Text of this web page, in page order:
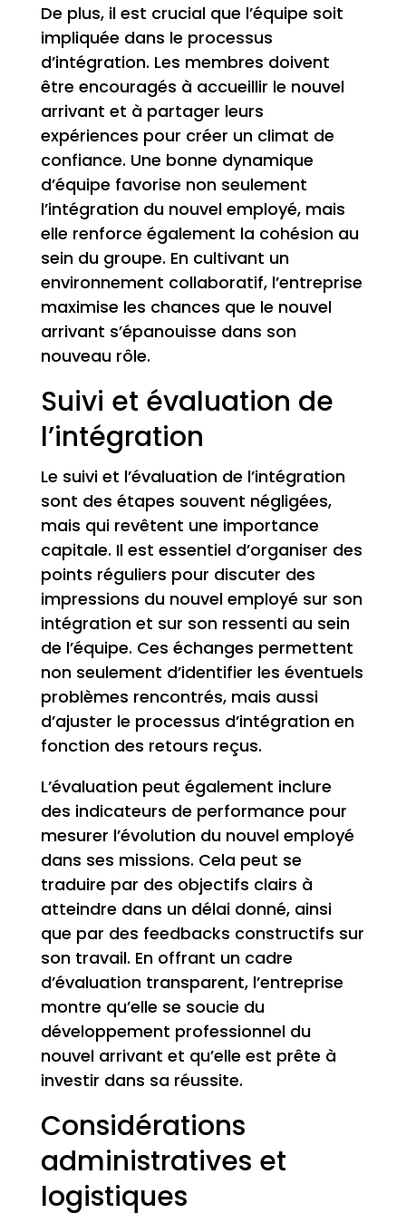
De plus, il est crucial que l’équipe soit
impliquée dans le processus
d’intégration. Les membres doivent
être encouragés à accueillir le nouvel
arrivant et à partager leurs
expériences pour créer un climat de
confiance. Une bonne dynamique
d’équipe favorise non seulement
l’intégration du nouvel employé, mais
elle renforce également la cohésion au
sein du groupe. En cultivant un
environnement collaboratif, l’entreprise
maximise les chances que le nouvel
arrivant s’épanouisse dans son
nouveau rôle.
Suivi et évaluation de
l’intégration
Le suivi et l’évaluation de l’intégration
sont des étapes souvent négligées,
mais qui revêtent une importance
capitale. Il est essentiel d’organiser des
points réguliers pour discuter des
impressions du nouvel employé sur son
intégration et sur son ressenti au sein
de l’équipe. Ces échanges permettent
non seulement d’identifier les éventuels
problèmes rencontrés, mais aussi
d’ajuster le processus d’intégration en
fonction des retours reçus.
L’évaluation peut également inclure
des indicateurs de performance pour
mesurer l’évolution du nouvel employé
dans ses missions. Cela peut se
traduire par des objectifs clairs à
atteindre dans un délai donné, ainsi
que par des feedbacks constructifs sur
son travail. En offrant un cadre
d’évaluation transparent, l’entreprise
montre qu’elle se soucie du
développement professionnel du
nouvel arrivant et qu’elle est prête à
investir dans sa réussite.
Considérations
administratives et
logistiques